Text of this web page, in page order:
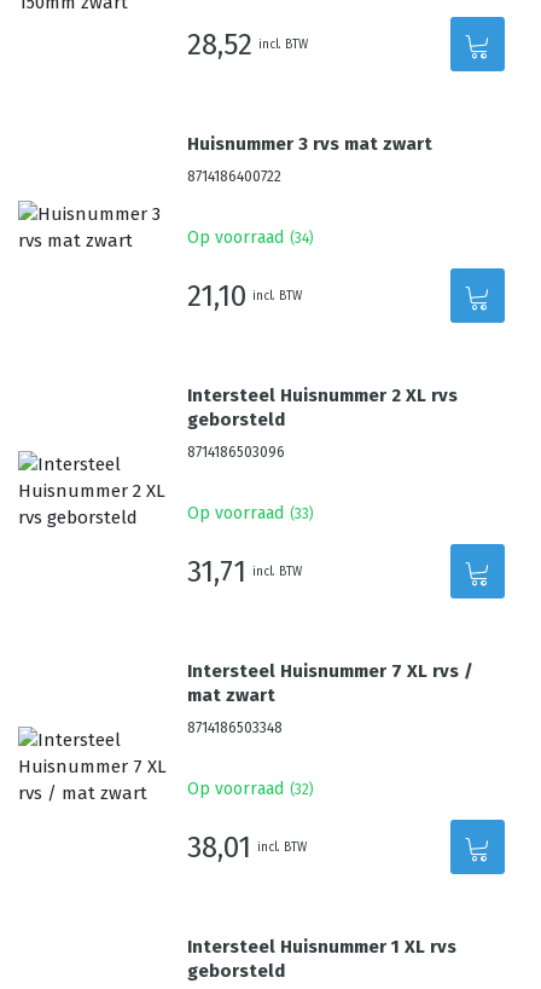
28,52 incl. BTW
Huisnummer 3 rvs mat zwart
8714186400722
Op voorraad (34)
21,10 incl. BTW
Intersteel Huisnummer 2 XL rvs
geborsteld
8714186503096
Op voorraad (33)
31,71 incl. BTW
Intersteel Huisnummer 7 XL rvs /
mat zwart
8714186503348
Op voorraad (32)
38,01 incl. BTW
Intersteel Huisnummer 1 XL rvs
geborsteld